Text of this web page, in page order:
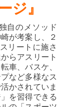
ジ』
自のメソッド
が考案し、２
リートに施さ
らアスリート
車、バスケ、
など多様なス
かされていま
を習得できる